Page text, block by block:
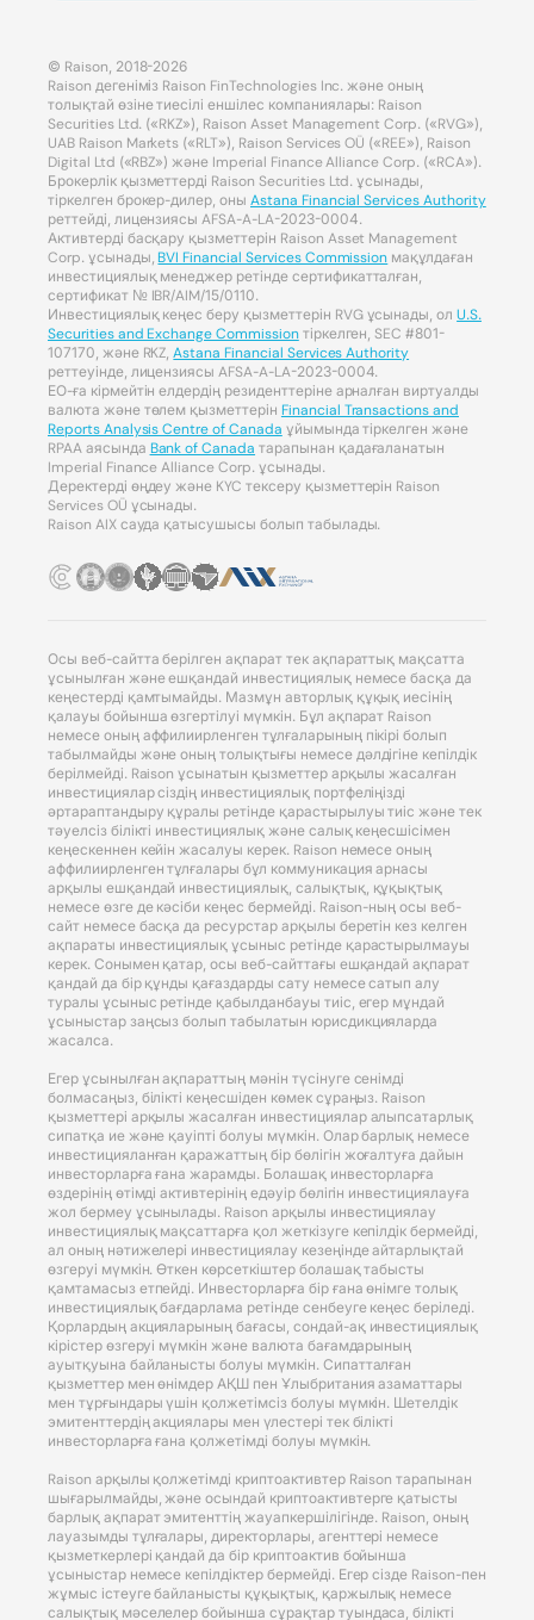
© Raison, 2018-2026
Raison дегеніміз Raison FinTechnologies Inc. және оның
толықтай өзіне тиесілі еншілес компаниялары: Raison
Securities Ltd. («RKZ»), Raison Asset Management Corp. («RVG»),
UAB Raison Markets («RLT»), Raison Services OÜ («REE»), Raison
Digital Ltd («RBZ») және Imperial Finance Alliance Corp. («RCA»).
Брокерлік қызметтерді Raison Securities Ltd. ұсынады,
тіркелген брокер-дилер, оны Astana Financial Services Authority
реттейді, лицензиясы AFSA-A-LA-2023-0004.
Активтерді басқару қызметтерін Raison Asset Management
Corp. ұсынады,BVI Financial Services Commission мақұлдаған
инвестициялық менеджер ретінде сертификатталған,
сертификат № IBR/AIM/15/0110.
Инвестициялық кеңес беру қызметтерін RVG ұсынады, олU.S.
Securities and Exchange Commissionтіркелген, SEC #801-
107170, және RKZ,Astana Financial Services Authority
реттеуінде, лицензиясы AFSA-A-LA-2023-0004.
ЕО-ға кірмейтін елдердің резиденттеріне арналған виртуалды
валюта және төлем қызметтерін Financial Transactions and
Reports Analysis Centre of Canada ұйымында тіркелген және
RPAA аясында Bank of Canada тарапынан қадағаланатын
Imperial Finance Alliance Corp. ұсынады.
Деректерді өңдеу және KYC тексеру қызметтерін Raison
Services OÜ ұсынады.
Raison AIX сауда қатысушысы болып табылады.
Осы веб-сайтта берілген ақпарат тек ақпараттық мақсатта
ұсынылған және ешқандай инвестициялық немесе басқа да
кеңестерді қамтымайды. Мазмұн авторлық құқық иесінің
қалауы бойынша өзгертілуі мүмкін. Бұл ақпарат Raison
немесе оның аффилиирленген тұлғаларының пікірі болып
табылмайды және оның толықтығы немесе дәлдігіне кепілдік
берілмейді. Raison ұсынатын қызметтер арқылы жасалған
инвестициялар сіздің инвестициялық портфеліңізді
әртараптандыру құралы ретінде қарастырылуы тиіс және тек
тәуелсіз білікті инвестициялық және салық кеңесшісімен
кеңескеннен кейін жасалуы керек. Raison немесе оның
аффилиирленген тұлғалары бұл коммуникация арнасы
арқылы ешқандай инвестициялық, салықтық, құқықтық
немесе өзге де кәсіби кеңес бермейді. Raison-ның осы веб-
сайт немесе басқа да ресурстар арқылы беретін кез келген
ақпараты инвестициялық ұсыныс ретінде қарастырылмауы
керек. Сонымен қатар, осы веб-сайттағы ешқандай ақпарат
қандай да бір құнды қағаздарды сату немесе сатып алу
туралы ұсыныс ретінде қабылданбауы тиіс, егер мұндай
ұсыныстар заңсыз болып табылатын юрисдикцияларда
жасалса.
Егер ұсынылған ақпараттың мәнін түсінуге сенімді
болмасаңыз, білікті кеңесшіден көмек сұраңыз. Raison
қызметтері арқылы жасалған инвестициялар алыпсатарлық
сипатқа ие және қауіпті болуы мүмкін. Олар барлық немесе
инвестицияланған қаражаттың бір бөлігін жоғалтуға дайын
инвесторларға ғана жарамды. Болашақ инвесторларға
өздерінің өтімді активтерінің едәуір бөлігін инвестициялауға
жол бермеу ұсынылады. Raison арқылы инвестициялау
инвестициялық мақсаттарға қол жеткізуге кепілдік бермейді,
ал оның нәтижелері инвестициялау кезеңінде айтарлықтай
өзгеруі мүмкін. Өткен көрсеткіштер болашақ табысты
қамтамасыз етпейді. Инвесторларға бір ғана өнімге толық
инвестициялық бағдарлама ретінде сенбеуге кеңес беріледі.
Қорлардың акцияларының бағасы, сондай-ақ инвестициялық
кірістер өзгеруі мүмкін және валюта бағамдарының
ауытқуына байланысты болуы мүмкін. Сипатталған
қызметтер мен өнімдер АҚШ пен Ұлыбритания азаматтары
мен тұрғындары үшін қолжетімсіз болуы мүмкін. Шетелдік
эмитенттердің акциялары мен үлестері тек білікті
инвесторларға ғана қолжетімді болуы мүмкін.
Raison арқылы қолжетімді криптоактивтер Raison тарапынан
шығарылмайды, және осындай криптоактивтерге қатысты
барлық ақпарат эмитенттің жауапкершілігінде. Raison, оның
лауазымды тұлғалары, директорлары, агенттері немесе
қызметкерлері қандай да бір криптоактив бойынша
ұсыныстар немесе кепілдіктер бермейді. Егер сізде Raison-пен
жұмыс істеуге байланысты құқықтық, қаржылық немесе
салықтық мәселелер бойынша сұрақтар туындаса, білікті